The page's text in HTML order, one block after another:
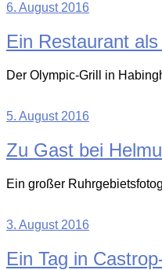
6. August 2016
Ein Restaurant
Der Olympic-Grill in
5. August 2016
Zu Gast bei
Ein großer
3. August 2016
Ein Tag in